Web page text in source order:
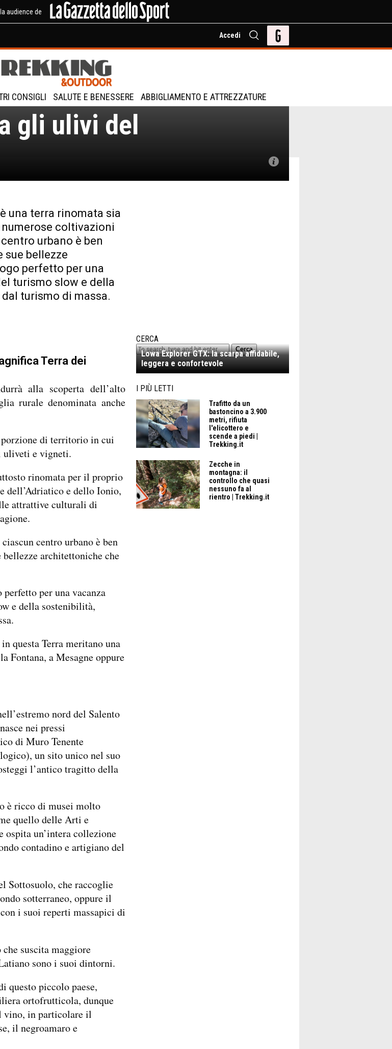
audience de
Accedi
CONSIGLI SALUTE E BENESSERE ABBIGLIAMENTO E ATTREZZATURE
di fine
gli ulivi del
una terra rinomata sia
coltivazioni
urbano è ben
sue bellezze
perfetto per una
turismo slow e della
turismo di massa.
Terra dei
alla scoperta dell’alto
rurale denominata anche
di territorio in cui
uliveti e vigneti.
rinomata per il proprio
dell’Adriatico e dello Ionio,
attrattive culturali di
centro urbano è ben
architettoniche che
per una vacanza
e della sostenibilità,
questa Terra meritano una
Fontana, a Mesagne oppure
nord del Salento
nei pressi
di Muro Tenente
un sito unico nel suo
l’antico tragitto della
è ricco di musei molto
quello delle Arti e
un’intera collezione
contadino e artigiano del
Sottosuolo, che raccoglie
sotterraneo, oppure il
i suoi reperti massapici di
suscita maggiore
sono i suoi dintorni.
questo piccolo paese,
ortofrutticola, dunque
vino, in particolare il
il negroamaro e
CERCA
Cerca
Lowa Explorer GTX: la scarpa affidabile,
leggera e confortevole
I PIÙ LETTI
Trafitto da un
bastoncino a 3.900
metri, rifiuta
l'elicottero e
scende a piedi |
Trekking.it
Zecche in
montagna: il
controllo che quasi
nessuno fa al
rientro | Trekking.it